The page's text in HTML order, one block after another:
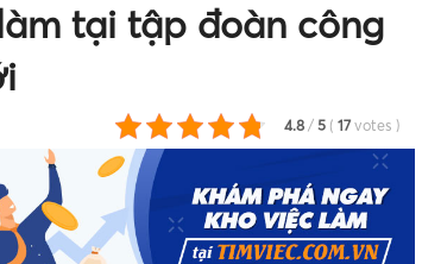
tại tập đoàn công
4.8 / 5 ( 17 votes )